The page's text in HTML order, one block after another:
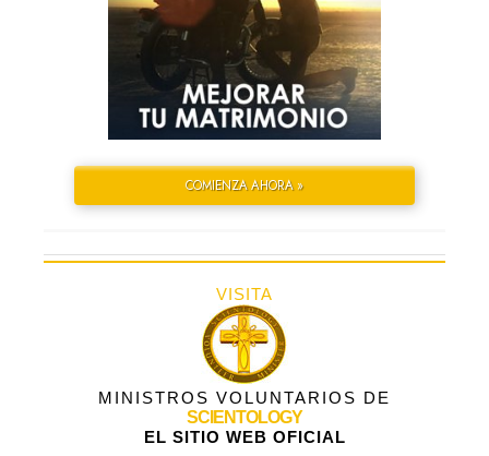
COMIENZA AHORA »
VISITA
MINISTROS VOLUNTARIOS DE
SCIENTOLOGY
EL SITIO WEB OFICIAL